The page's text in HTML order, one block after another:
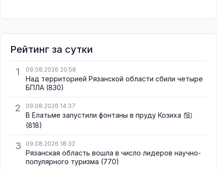
Рейтинг за сутки
1
09.08.2026 20:58
Над территорией Рязанской области сбили четыре
БПЛА (830)
2 09.08.2026 14:37
В Елатьме запустили фонтаны в пруду Козиха
(818)
3 09.08.2026 18:32
Рязанская область вошла в число лидеров научно-
популярного туризма (770)